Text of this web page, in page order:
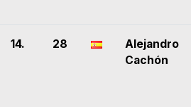
14. 28
Alejandro
Cachón